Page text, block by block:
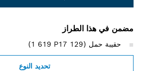
مضمن في هذا الطراز
حقيبة حمل (‎1 619 P17 129)
تحديد النوع